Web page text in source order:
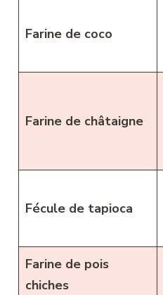
Farine de coco
Farine de châtaigne
Fécule de tapioca
Farine de pois
chiches